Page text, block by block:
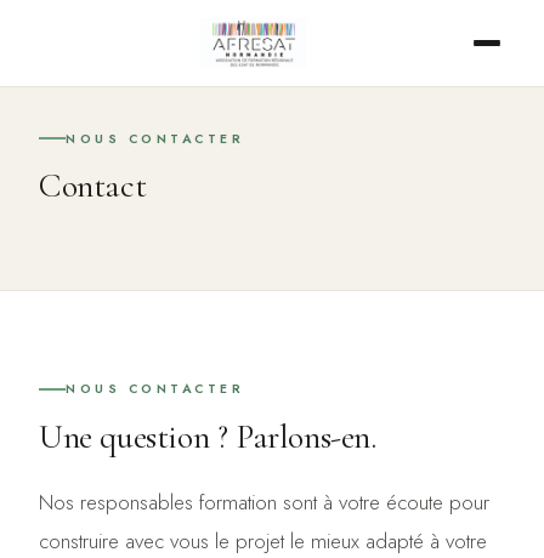
NOUS CONTACTER
Contact
NOUS CONTACTER
Une question ? Parlons-en.
Nos responsables formation sont à votre écoute pour
construire avec vous le projet le mieux adapté à votre